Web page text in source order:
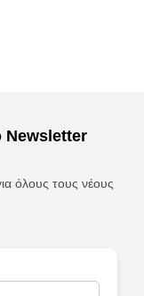
Newsletter
όλους τους νέους